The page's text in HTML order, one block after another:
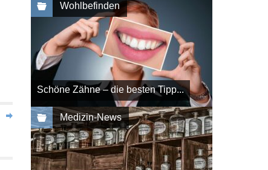
Wohlbefinden
Schöne Zähne – die besten Tipp...
Medizin-News